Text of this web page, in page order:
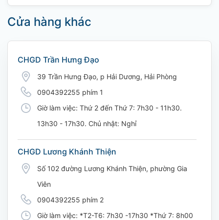
Cửa hàng khác
CHGD Trần Hưng Đạo
39 Trần Hưng Đạo, p Hải Dương, Hải Phòng
0904392255 phím 1
Giờ làm việc: Thứ 2 đến Thứ 7: 7h30 - 11h30.
13h30 - 17h30. Chủ nhật: Nghỉ
CHGD Lương Khánh Thiện
Số 102 đường Lương Khánh Thiện, phường Gia
Viên
0904392255 phím 2
Giờ làm việc: *T2-T6: 7h30 -17h30 *Thứ 7: 8h00